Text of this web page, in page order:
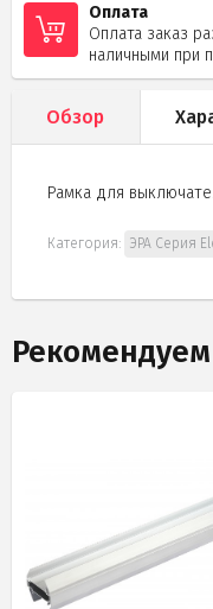
Оплата
Оплата заказ
наличными при
Обзор
Рамка для
Категория: ЭРА Серия